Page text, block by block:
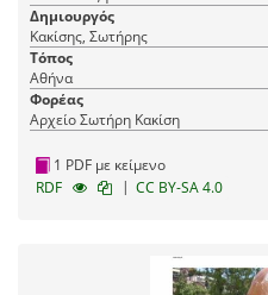
Δημιουργός
Κακίσης, Σωτήρης
Τόπος
Αθήνα
Φορέας
Αρχείο Σωτήρη Κακίση
1 PDF με κείμενο
RDF
| CC BY-SA 4.0